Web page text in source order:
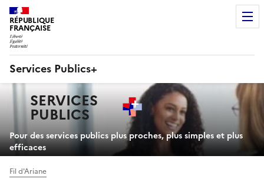
RÉPUBLIQUE
FRANÇAISE
Services Publics+
principaleSERVICES
PUBLICS+
Pour des services publics plus proches, plus simples et plus
efficaces
Fil d'Ariane